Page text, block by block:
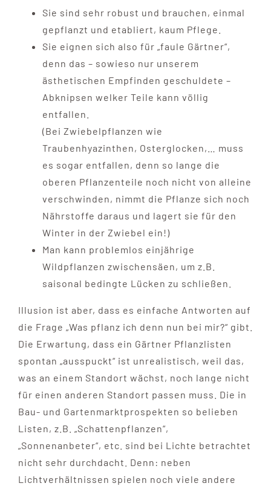
Sie sind sehr robust und brauchen, einmal
gepflanzt und etabliert, kaum Pflege.
Sie eignen sich also für „faule Gärtner“,
denn das – sowieso nur unserem
ästhetischen Empfinden geschuldete –
Abknipsen welker Teile kann völlig
entfallen.
(Bei Zwiebelpflanzen wie
Traubenhyazinthen, Osterglocken,… muss
es sogar entfallen, denn so lange die
oberen Pflanzenteile noch nicht von alleine
verschwinden, nimmt die Pflanze sich noch
Nährstoffe daraus und lagert sie für den
Winter in der Zwiebel ein!)
Man kann problemlos einjährige
Wildpflanzen zwischensäen, um z.B.
saisonal bedingte Lücken zu schließen.
Illusion ist aber, dass es einfache Antworten auf
die Frage „Was pflanz ich denn nun bei mir?“ gibt.
Die Erwartung, dass ein Gärtner Pflanzlisten
spontan „ausspuckt“ ist unrealistisch, weil das,
was an einem Standort wächst, noch lange nicht
für einen anderen Standort passen muss. Die in
Bau- und Gartenmarktprospekten so belieben
Listen, z.B. „Schattenpflanzen“,
„Sonnenanbeter“, etc. sind bei Lichte betrachtet
nicht sehr durchdacht. Denn: neben
Lichtverhältnissen spielen noch viele andere